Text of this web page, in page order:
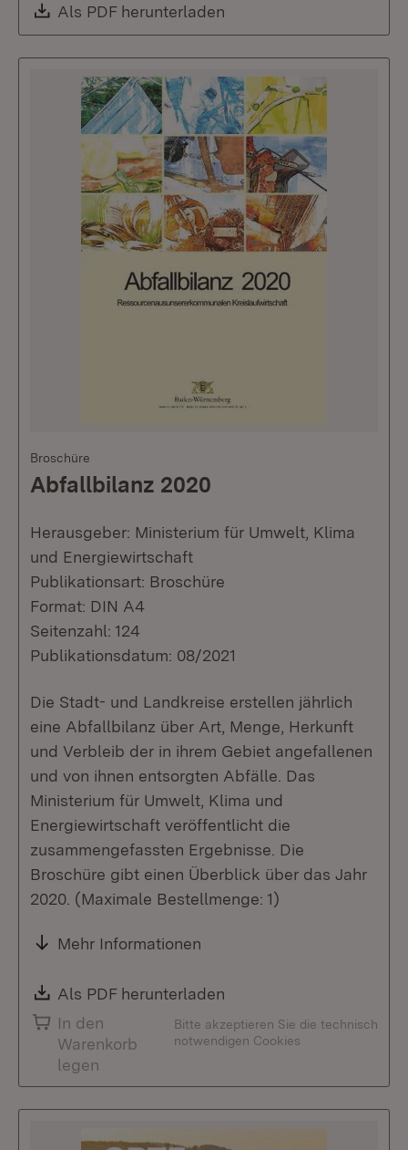
Download:
Als PDF herunterladen
Broschüre
Abfallbilanz 2020
Herausgeber: Ministerium für Umwelt, Klima
und Energiewirtschaft
Publikationsart: Broschüre
Format: DIN A4
Seitenzahl: 124
Publikationsdatum: 08/2021
Die Stadt- und Landkreise erstellen jährlich
eine Abfallbilanz über Art, Menge, Herkunft
und Verbleib der in ihrem Gebiet angefallenen
und von ihnen entsorgten Abfälle. Das
Ministerium für Umwelt, Klima und
Energiewirtschaft veröffentlicht die
zusammengefassten Ergebnisse. Die
Broschüre gibt einen Überblick über das Jahr
2020. (Maximale Bestellmenge: 1)
Mehr Informationen
Download:
Als PDF herunterladen
In den
Warenkorb
legen
Bitte akzeptieren Sie die technisch
notwendigen Cookies